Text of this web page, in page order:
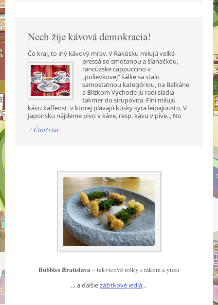
Nech žije kávová demokracia!
Čo kraj, to iný kávový mrav. V Rakúsku milujú veľké
pressá so smotanou a šľahačkou,
rancúzske cappuccino v
„polievkovej“ šálke sa stalo
samostatnou kategóriou, na Balkáne
a Blízkom Východe ju radi sladia
takmer do sirupovita. Fíni milujú
kávu kaffeost, v ktorej plávajú kúsky syra leipäjuusto, V
Japonsku nájdeme pivo v káve, resp. kávu v pive.., No
/ Čítať viac
Bubbles Bratislava – tekvicové rolky s rakom a yuzu
… a ďalšiezážitkové jedlá…